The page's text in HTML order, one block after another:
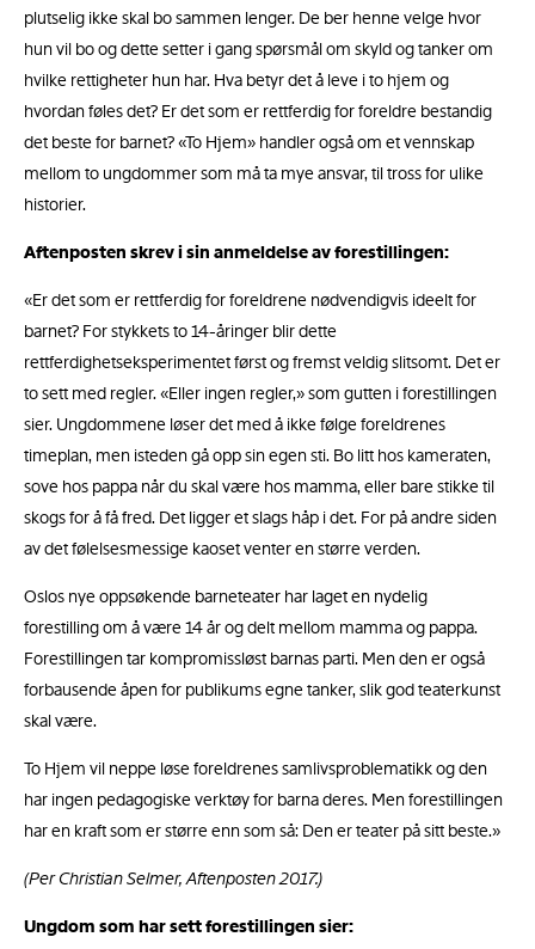
plutselig ikke skal bo sammen lenger. De ber henne velge hvor
hun vil bo og dette setter i gang spørsmål om skyld og tanker om
hvilke rettigheter hun har. Hva betyr det å leve i to hjem og
hvordan føles det? Er det som er rettferdig for foreldre bestandig
det beste for barnet? «To Hjem» handler også om et vennskap
mellom to ungdommer som må ta mye ansvar, til tross for ulike
historier.
Aftenposten skrev i sin anmeldelse av forestillingen:
«Er det som er rettferdig for foreldrene nødvendigvis ideelt for
barnet? For stykkets to 14-åringer blir dette
rettferdighetseksperimentet først og fremst veldig slitsomt. Det er
to sett med regler. «Eller ingen regler,» som gutten i forestillingen
sier. Ungdommene løser det med å ikke følge foreldrenes
timeplan, men isteden gå opp sin egen sti. Bo litt hos kameraten,
sove hos pappa når du skal være hos mamma, eller bare stikke til
skogs for å få fred. Det ligger et slags håp i det. For på andre siden
av det følelsesmessige kaoset venter en større verden.
Oslos nye oppsøkende barneteater har laget en nydelig
forestilling om å være 14 år og delt mellom mamma og pappa.
Forestillingen tar kompromissløst barnas parti. Men den er også
forbausende åpen for publikums egne tanker, slik god teaterkunst
skal være.
To Hjem vil neppe løse foreldrenes samlivsproblematikk og den
har ingen pedagogiske verktøy for barna deres. Men forestillingen
har en kraft som er større enn som så: Den er teater på sitt beste.»
(Per Christian Selmer, Aftenposten 2017.)
Ungdom som har sett forestillingen sier: